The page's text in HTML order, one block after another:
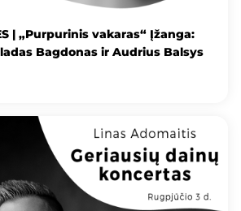
| „Purpurinis vakaras“ Įžanga:
Bagdonas ir Audrius Balsys